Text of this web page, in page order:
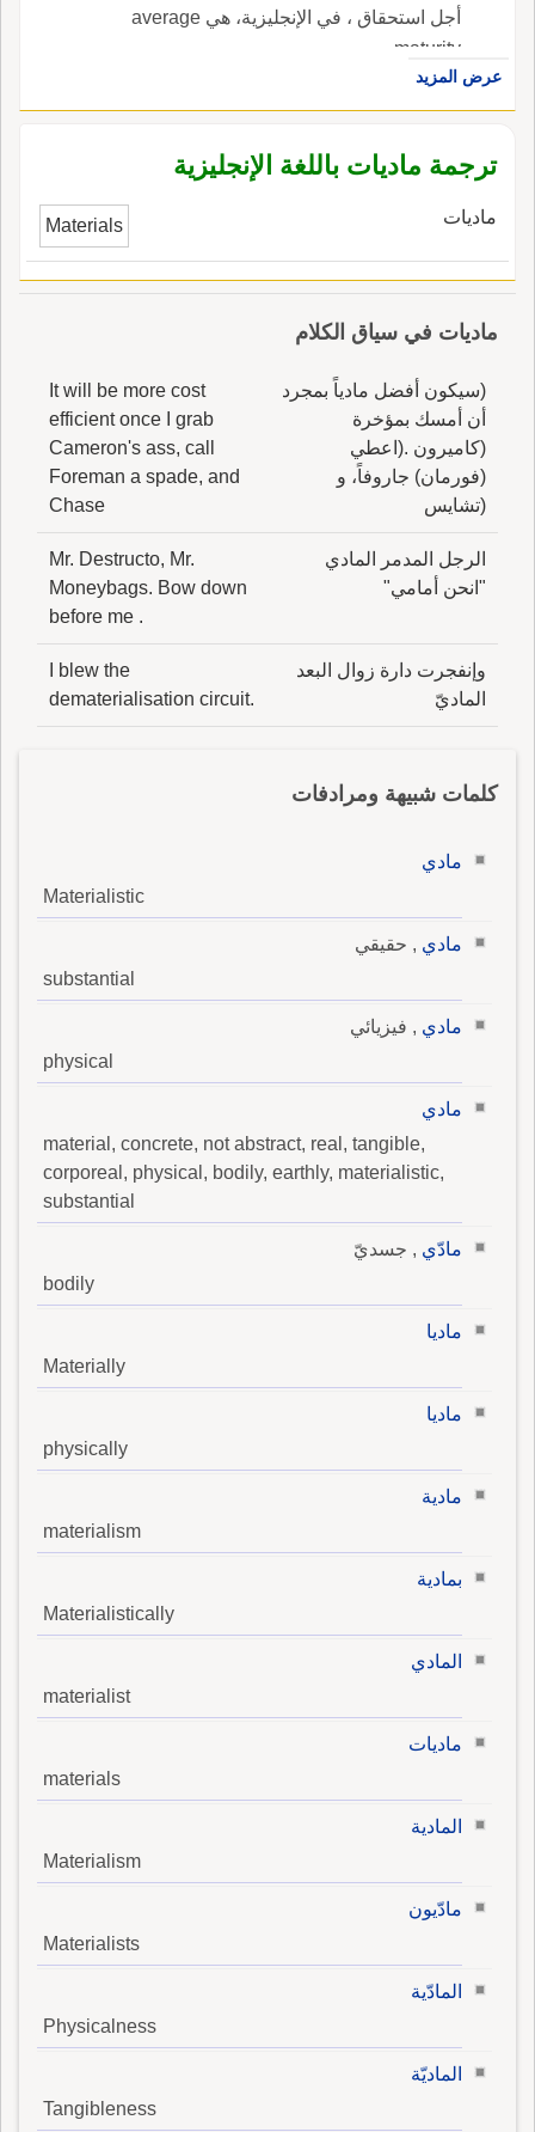
أجل استحقاق ، في الإنجليزية، هي average
maturity.
عرض المزيد
ترجمة ماديات باللغة الإنجليزية
ماديات Materials
ماديات في سياق الكلام
(سيكون أفضل مادياً بمجرد
أن أمسك بمؤخرة
(كاميرون .(اعطي
(فورمان) جاروفاً، و
(تشايس
It will be more cost
efficient once I grab
Cameron's ass, call
Foreman a spade, and
Chase
الرجل المدمر المادي
"انحن أمامي"
Mr. Destructo, Mr.
Moneybags. Bow down
before me .
وإنفجرت دارة زوال البعد
الماديّ
I blew the
dematerialisation circuit.
كلمات شبيهة ومرادفات
مادي
Materialistic
مادي , حقيقي
substantial
مادي , فيزيائي
physical
مادي
material, concrete, not abstract, real, tangible,
corporeal, physical, bodily, earthly, materialistic,
substantial
مادّي , جسديّ
bodily
ماديا
Materially
ماديا
physically
مادية
materialism
بمادية
Materialistically
المادي
materialist
ماديات
materials
المادية
Materialism
مادّيون
Materialists
المادّية
Physicalness
الماديّة
Tangibleness